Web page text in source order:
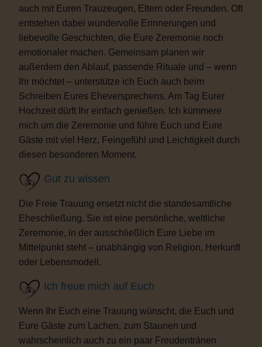
auch mit Euren Trauzeugen, Eltern oder Freunden. Oft
entstehen dabei wundervolle Erinnerungen und
liebevolle Geschichten, die Eure Zeremonie noch
emotionaler machen. Gemeinsam planen wir
außerdem den Ablauf, passende Rituale und – wenn
Ihr möchtet – unterstütze ich Euch auch beim
Schreiben Eures Eheversprechens. Am Tag Eurer
Hochzeit dürft Ihr einfach genießen. Ich kümmere
mich um die Zeremonie und führe Euch und Eure
Gäste mit viel Herz, Feingefühl und Leichtigkeit durch
diesen besonderen Moment.
Gut zu wissen
Die Freie Trauung ersetzt nicht die standesamtliche
Eheschließung. Sie ist eine persönliche, weltliche
Zeremonie, in der ausschließlich Eure Liebe im
Mittelpunkt steht – unabhängig von Religion, Herkunft
oder Lebensmodell.
Ich freue mich auf Euch
Wenn Ihr Euch eine Trauung wünscht, die Euch und
Eure Gäste zum Lachen, zum Staunen und
wahrscheinlich auch zu ein paar Freudentränen